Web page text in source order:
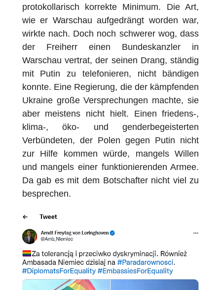
protokollarisch korrekte Minimum. Die Art,
wie er Warschau aufgedrängt worden war,
wirkte nach. Doch noch schwerer wog, dass
der Freiherr einen Bundeskanzler in
Warschau vertrat, der seinen Drang, ständig
mit Putin zu telefonieren, nicht bändigen
konnte. Eine Regierung, die der kämpfenden
Ukraine große Versprechungen machte, sie
aber meistens nicht hielt. Einen friedens-,
klima-, öko- und genderbegeisterten
Verbündeten, der Polen gegen Putin nicht
zur Hilfe kommen würde, mangels Willen
und mangels einer funktionierenden Armee.
Da gab es mit dem Botschafter nicht viel zu
besprechen.